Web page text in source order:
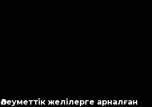
Әлеуметтік желілерге арналған